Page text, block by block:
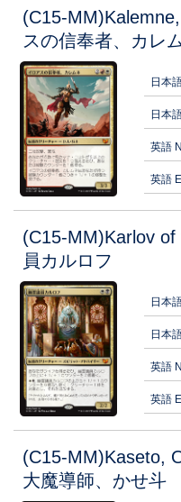
(C15-
スの信奉者、カレ
日本
日本
英語
英語
(C15-MM)Karlov
員カルロフ
日本
日本
英語
英語
(C15-MM)Kaseto,
大魔導師、かせ斗